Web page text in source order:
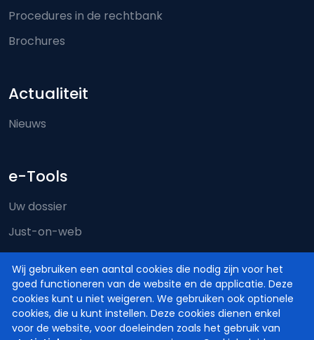
Wij gebruiken een aantal cookies die nodig zijn voor het
goed functioneren van de website en de applicatie. Deze
cookies kunt u niet weigeren. We gebruiken ook optionele
cookies, die u kunt instellen. Deze cookies dienen enkel
voor de website, voor doeleinden zoals het gebruik van
Procedures in de rechtbank
Brochures
Actualiteit
Nieuws
e-Tools
Uw dossier
Just-on-web
e-Deposit
Territoriale bevoegdheid